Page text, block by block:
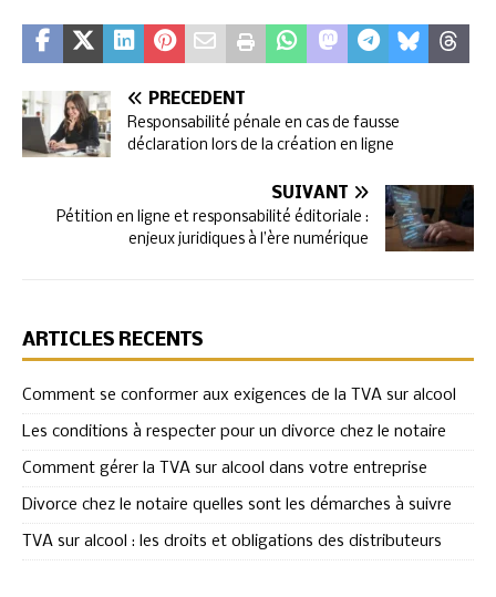
PRÉCÉDENT
Responsabilité pénale en cas de fausse
déclaration lors de la création en ligne
SUIVANT
Pétition en ligne et responsabilité éditoriale :
enjeux juridiques à l’ère numérique
ARTICLES RÉCENTS
Comment se conformer aux exigences de la TVA sur alcool
Les conditions à respecter pour un divorce chez le notaire
Comment gérer la TVA sur alcool dans votre entreprise
Divorce chez le notaire quelles sont les démarches à suivre
TVA sur alcool : les droits et obligations des distributeurs